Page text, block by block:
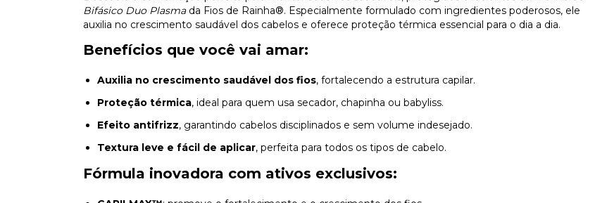
Bifásico Duo Plasmada Fios de Rainha®. Especialmente formulado com ingredientes poderosos, ele
auxilia no crescimento saudável dos cabelos e oferece proteção térmica essencial para o dia a dia.
Benefícios que você vai amar:
Auxilia no crescimento saudável dos fios, fortalecendo a estrutura capilar.
Proteção térmica, ideal para quem usa secador, chapinha ou babyliss.
Efeito antifrizz, garantindo cabelos disciplinados e sem volume indesejado.
Textura leve e fácil de aplicar, perfeita para todos os tipos de cabelo.
Fórmula inovadora com ativos exclusivos: